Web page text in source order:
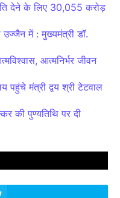
देने के लिए 30,055 करोड़
उज्जैन में : मुख्यमंत्री डॉ.
आत्मनिर्भर जीवन
पहुंचे मंत्री द्वय श्री टेटवाल
की पुण्यतिथि पर दी